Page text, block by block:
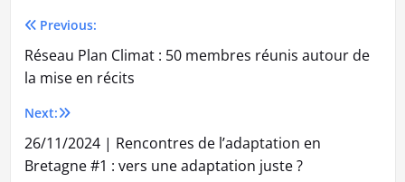
Navigation
de
l’article
Previous:
Réseau Plan Climat : 50 membres réunis autour de
la mise en récits
Next:
26/11/2024 | Rencontres de l’adaptation en
Bretagne #1 : vers une adaptation juste ?